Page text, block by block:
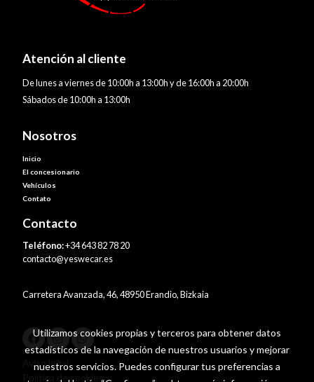
Atención al cliente
De lunes a viernes de 10:00h a 13:00h y de 16:00h a 20:00h
Sábados de 10:00h a 13:00h
Nosotros
Inicio
El concesionario
Vehículos
Contato
Contacto
Teléfono:+34 643 82 78 20
contacto@yeswecar.es
Carretera Avanzada, 46, 48950 Erandio, Bizkaia
Aviso legal
Política de cookies
Utilizamos cookies propias y terceros para obtener datos
estadísticos de la navegación de nuestros usuarios y mejorar
nuestros servicios. Puedes configurar tus preferencias a